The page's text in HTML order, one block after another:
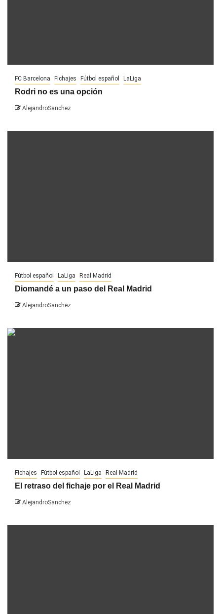
FC Barcelona Fichajes Fútbol español LaLiga
Rodri no es una opción
AlejandroSanchez
Fútbol español LaLiga Real Madrid
Diomandé a un paso del Real Madrid
AlejandroSanchez
Fichajes Fútbol español LaLiga Real Madrid
El retraso del fichaje por el Real Madrid
AlejandroSanchez